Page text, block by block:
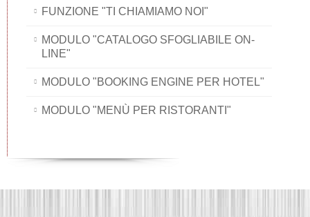
FUNZIONE "TI CHIAMIAMO NOI"
MODULO "CATALOGO SFOGLIABILE ON-
LINE"
MODULO "BOOKING ENGINE PER HOTEL"
MODULO "MENÙ PER RISTORANTI"